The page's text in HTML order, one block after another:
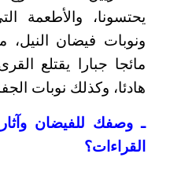
يحتسونا، والأطعمة
ونوبات فيضان النيل،
مائجا جبارا يقتلع
هادئا، وكذلك نوبات
ـ وصفك للفيضان
القراءات؟